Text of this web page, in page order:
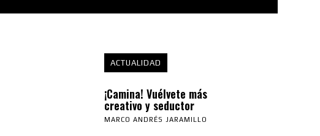
ACTUALIDAD
¡Camina! Vuélvete más
creativo y seductor
MARCO ANDRÉS JARAMILLO